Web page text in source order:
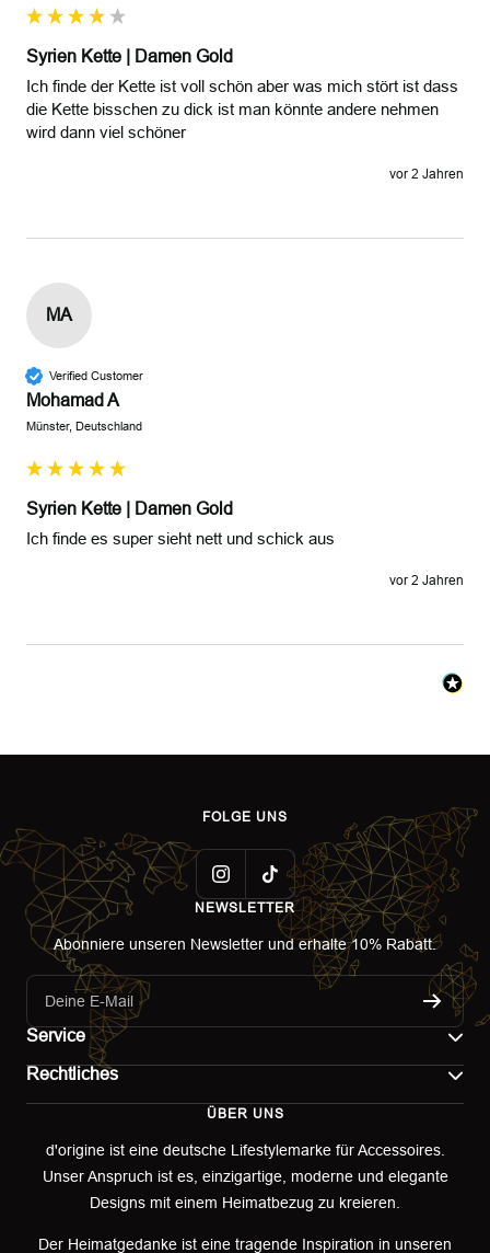
Syrien Kette | Damen Gold
Ich finde der Kette ist voll schön aber was mich stört ist dass
die Kette bisschen zu dick ist man könnte andere nehmen
vor 2 Jahren
MA
Verified Customer
Mohamad A
Münster, Deutschland
Syrien Kette | Damen Gold
Ich finde es super sieht nett und schick aus
vor 2 Jahren
FOLGE UNS
NEWSLETTER
Abonniere unseren Newsletter und erhalte 10% Rabatt.
Deine E-Mail
Service
Retoure & Umtausch
Retourenportal
Rechtliches
AGB
ÜBER UNS
d'origine ist eine deutsche Lifestylemarke für Accessoires.
Unser Anspruch ist es, einzigartige, moderne und elegante
Designs mit einem Heimatbezug zu kreieren.
Der Heimatgedanke ist eine tragende Inspiration in unseren